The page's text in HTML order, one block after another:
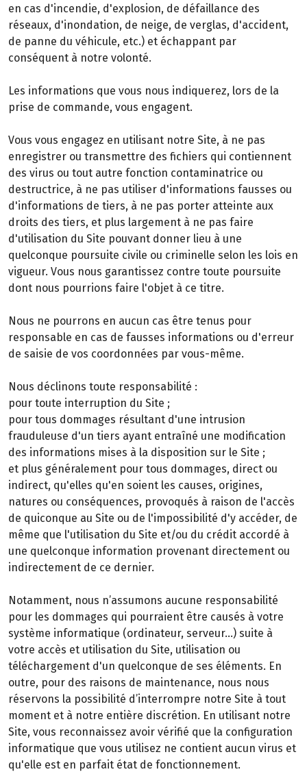
en cas d'incendie, d'explosion, de défaillance des
réseaux, d'inondation, de neige, de verglas, d'accident,
de panne du véhicule, etc.) et échappant par
conséquent à notre volonté.
Les informations que vous nous indiquerez, lors de la
prise de commande, vous engagent.
Vous vous engagez en utilisant notre Site, à ne pas
enregistrer ou transmettre des fichiers qui contiennent
des virus ou tout autre fonction contaminatrice ou
destructrice, à ne pas utiliser d'informations fausses ou
d'informations de tiers, à ne pas porter atteinte aux
droits des tiers, et plus largement à ne pas faire
d'utilisation du Site pouvant donner lieu à une
quelconque poursuite civile ou criminelle selon les lois en
vigueur. Vous nous garantissez contre toute poursuite
dont nous pourrions faire l'objet à ce titre.
Nous ne pourrons en aucun cas être tenus pour
responsable en cas de fausses informations ou d'erreur
de saisie de vos coordonnées par vous-même.
Nous déclinons toute responsabilité :
pour toute interruption du Site ;
pour tous dommages résultant d'une intrusion
frauduleuse d'un tiers ayant entraîné une modification
des informations mises à la disposition sur le Site ;
et plus généralement pour tous dommages, direct ou
indirect, qu'elles qu'en soient les causes, origines,
natures ou conséquences, provoqués à raison de l'accès
de quiconque au Site ou de l'impossibilité d'y accéder, de
même que l'utilisation du Site et/ou du crédit accordé à
une quelconque information provenant directement ou
indirectement de ce dernier.
Notamment, nous n’assumons aucune responsabilité
pour les dommages qui pourraient être causés à votre
système informatique (ordinateur, serveur…) suite à
votre accès et utilisation du Site, utilisation ou
téléchargement d'un quelconque de ses éléments. En
outre, pour des raisons de maintenance, nous nous
réservons la possibilité d’interrompre notre Site à tout
moment et à notre entière discrétion. En utilisant notre
Site, vous reconnaissez avoir vérifié que la configuration
informatique que vous utilisez ne contient aucun virus et
qu'elle est en parfait état de fonctionnement.